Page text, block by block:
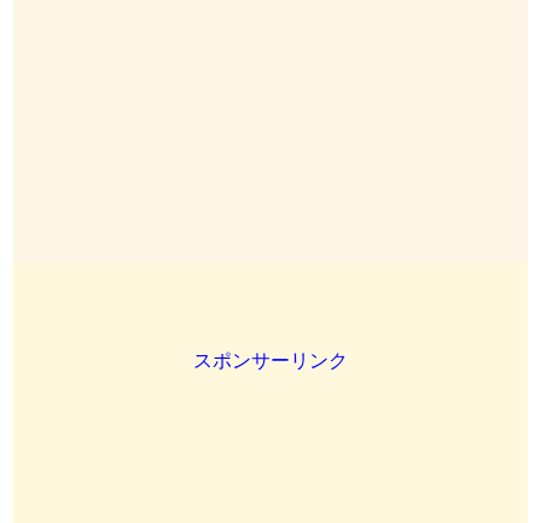
スポンサーリンク